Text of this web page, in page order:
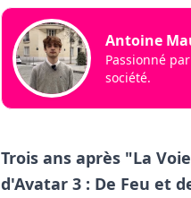
Antoine
Passionné
société.
Trois ans après "La
d'Avatar 3 : De Feu et